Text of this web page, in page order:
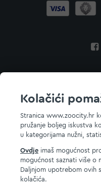
Kolačići
Stranica www.zoocity.hr
pružanje boljeg iskustva
u kategorijama nužni,
Ovdje imaš mogućnost
mogućnost saznati više o
Daljnjom upotrebom ovih
kolačića.
© 2026